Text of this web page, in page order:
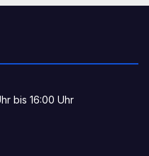
bis 16:00 Uhr